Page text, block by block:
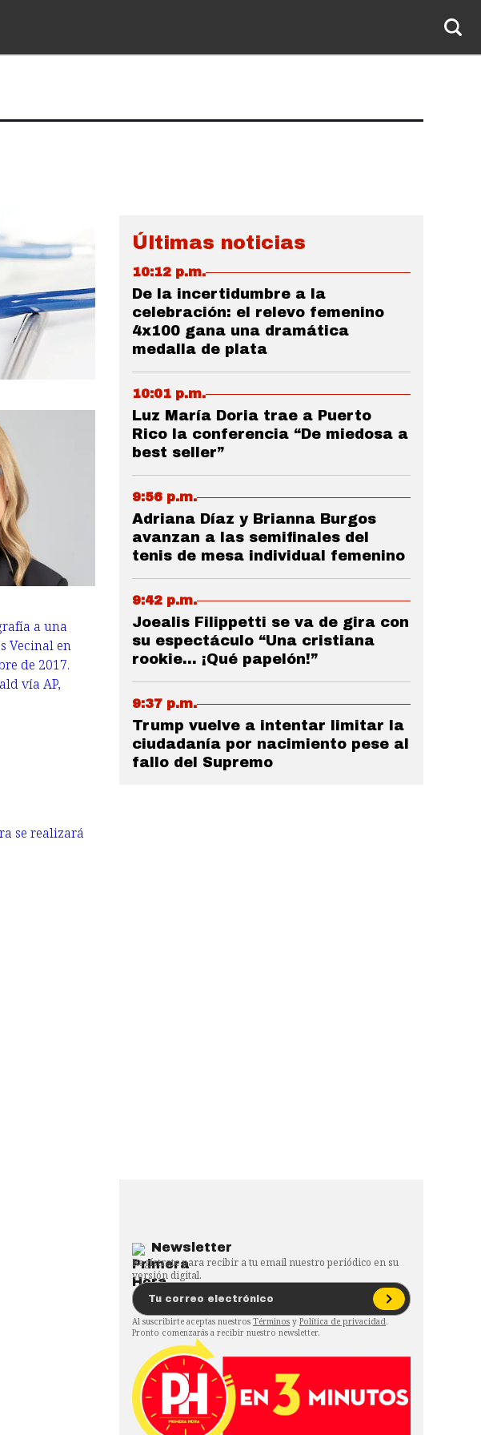
Últimas noticias
10:12 p.m.
De la incertidumbre a la
celebración: el relevo femenino
4x100 gana una dramática
medalla de plata
10:01 p.m.
Luz María Doria trae a Puerto
Rico la conferencia “De miedosa a
best seller”
9:56 p.m.
Adriana Díaz y Brianna Burgos
avanzan a las semifinales del
tenis de mesa individual femenino
9:42 p.m.
Joealis Filippetti se va de gira con
su espectáculo “Una cristiana
rookie... ¡Qué papelón!”
9:37 p.m.
Trump vuelve a intentar limitar la
ciudadanía por nacimiento pese al
fallo del Supremo
Newsletter
Regístrate para recibir a tu email nuestro periódico en su
versión digital.
Al suscribirte aceptas nuestros Términos y Política de privacidad.
Pronto comenzarás a recibir nuestro newsletter.